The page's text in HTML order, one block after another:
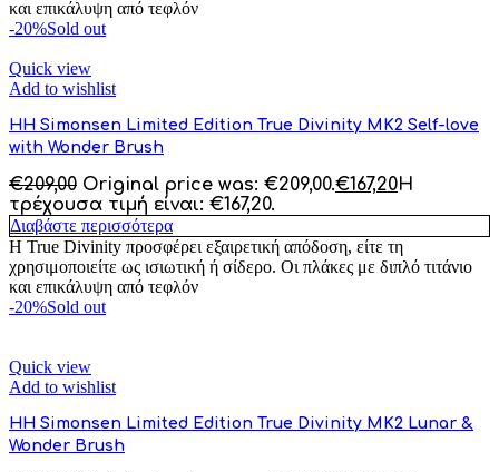
και επικάλυψη από τεφλόν
-20%Sold out
Quick view
Add to wishlist
HH Simonsen Limited Edition True Divinity MK2 Self-love
with Wonder Brush
€209,00 Original price was: €209,00.€167,20Η
τρέχουσα τιμή είναι: €167,20.
Διαβάστε περισσότερα
Η True Divinity προσφέρει εξαιρετική απόδοση, είτε τη
χρησιμοποιείτε ως ισιωτική ή σίδερο. Οι πλάκες με διπλό τιτάνιο
και επικάλυψη από τεφλόν
-20%Sold out
Quick view
Add to wishlist
HH Simonsen Limited Edition True Divinity MK2 Lunar &
Wonder Brush